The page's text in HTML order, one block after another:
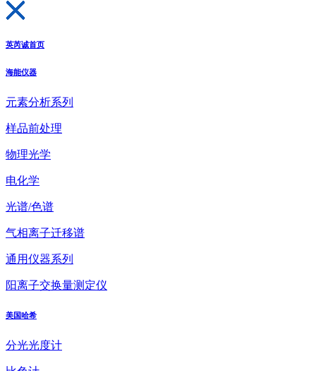
英芮诚首页
海能仪器
元素分析系列
样品前处理
物理光学
电化学
光谱/色谱
气相离子迁移谱
通用仪器系列
阳离子交换量测定仪
美国哈希
分光光度计